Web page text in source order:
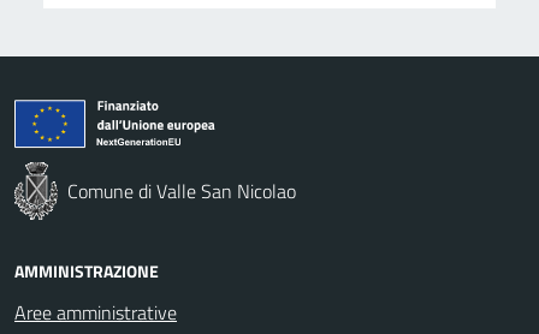
Comune di Valle San Nicolao
AMMINISTRAZIONE
Aree amministrative